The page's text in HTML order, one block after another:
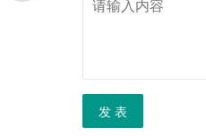
发 表